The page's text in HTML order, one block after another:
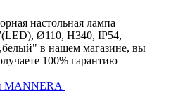
настольная лампа
Ø110, H340, IP54,
в нашем магазине, вы
100% гарантию
MANNERA